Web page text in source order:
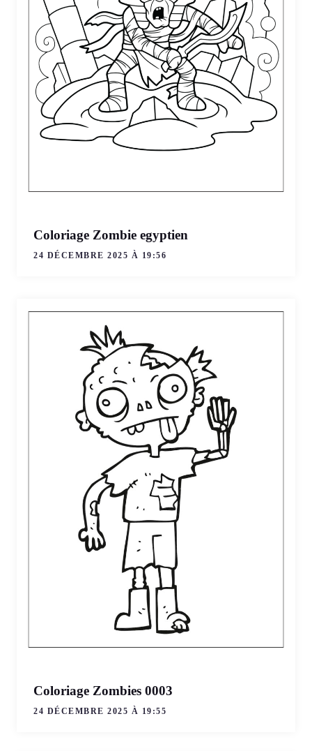
Coloriage Zombie egyptien
24 DÉCEMBRE 2025 À 19:56
Coloriage Zombies 0003
24 DÉCEMBRE 2025 À 19:55